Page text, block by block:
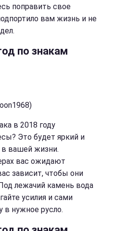
поправить свое
вам жизнь и не
по знакам
в 2018 году
Это будет яркий и
вашей жизни.
вас ожидают
зависит, чтобы они
лежачий камень вода
усилия и сами
в нужное русло.